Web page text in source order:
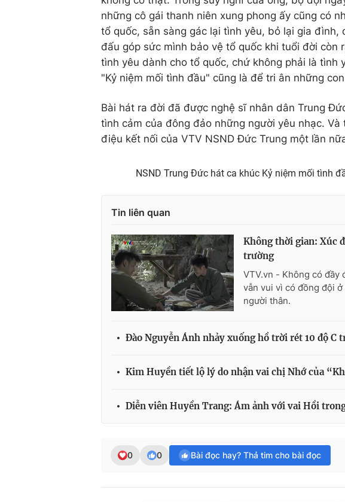
những cô gái thanh niên xung phong ấy cũng có
tổ quốc, sẵn sàng gác lại tình yêu, bỏ lại gia
đấu góp sức mình bảo vệ tổ quốc khi tuổi đời còn
tình yêu dành cho tổ quốc, chứ không phải là tình
"Kỷ niệm mối tình đầu" cũng là để tri ân những
Bài hát ra đời đã được nghệ sĩ nhân dân Trung
tình cảm của đông đảo những người yêu nhạc.
điệu kết nối của VTV NSND Đức Trung một lần
NSND Trung Đức hát ca khúc Kỷ niệm mối tình
Tin liên quan
Không thời gian: Xúc
trường
VTV.vn - Không có đầy
vẫn vui vì có đồng đội
người thân.
Đào Nguyễn Ánh nhảy xuống hồ trời rét 10 độ C
Kim Huyền tiết lộ lý do nhận vai chị Nhớ của
Diễn viên Huyền Trang: Ám ảnh với vai Hồi
0 0 Bài đọc hay? Thả tim cho bài đọc